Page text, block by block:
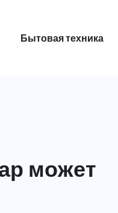
Бытовая техника
может